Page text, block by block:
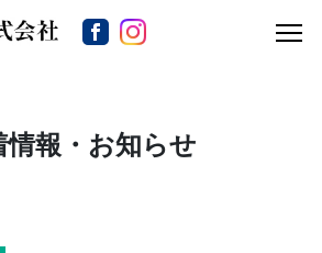
情報・お知らせ